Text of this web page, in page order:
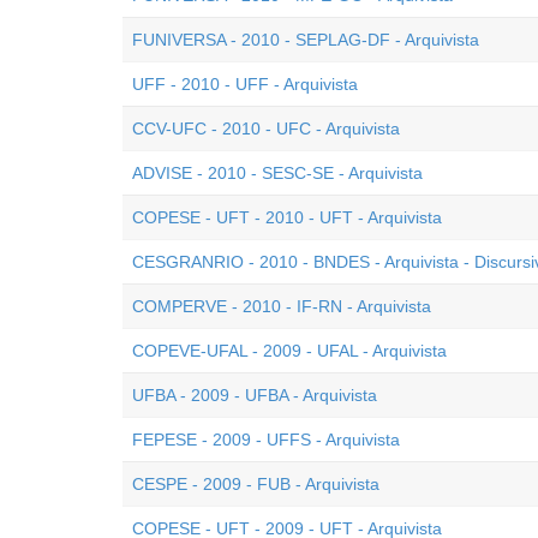
FUNIVERSA - 2010 - SEPLAG-DF - Arquivista
UFF - 2010 - UFF - Arquivista
CCV-UFC - 2010 - UFC - Arquivista
ADVISE - 2010 - SESC-SE - Arquivista
COPESE - UFT - 2010 - UFT - Arquivista
CESGRANRIO - 2010 - BNDES - Arquivista -
COMPERVE - 2010 - IF-RN - Arquivista
COPEVE-UFAL - 2009 - UFAL - Arquivista
UFBA - 2009 - UFBA - Arquivista
FEPESE - 2009 - UFFS - Arquivista
CESPE - 2009 - FUB - Arquivista
COPESE - UFT - 2009 - UFT - Arquivista